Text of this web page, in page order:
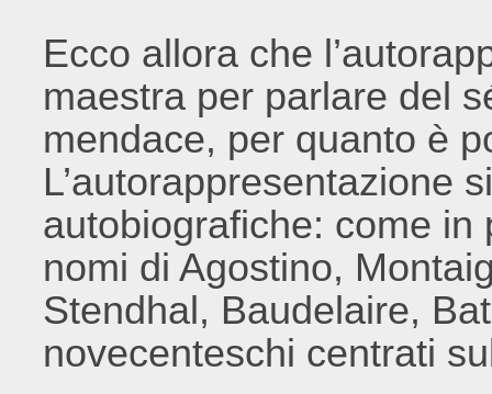
Ecco allora che
maestra per parlare del
mendace, per quanto è
L’autorappresentazione
autobiografiche: come
nomi di Agostino,
Stendhal, Baudelaire,
novecenteschi centrati